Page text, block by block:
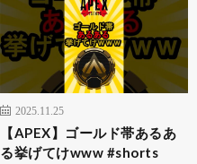
2025.11.25
【APEX】ゴールド帯あるあ
る挙げてけwww #shorts